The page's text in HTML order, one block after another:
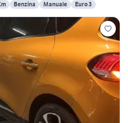
Benzina Manuale Euro 3